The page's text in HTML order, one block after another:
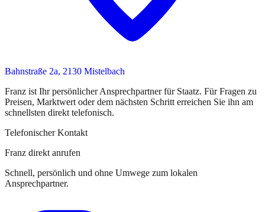
Bahnstraße 2a, 2130 Mistelbach
Franz ist Ihr persönlicher Ansprechpartnerfür Staatz. Für Fragen zu
Preisen, Marktwert oder dem nächsten Schritt erreichen Sie ihn am
schnellsten direkt telefonisch.
Telefonischer Kontakt
Franz direkt anrufen
Schnell, persönlich und ohne Umwege zum lokalen
Ansprechpartner.